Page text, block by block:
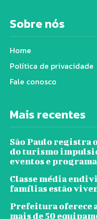
Sobre nós
Home
Política de privacidade
Fale conosco
Mais recentes
São Paulo registra
do turismo
eventos e
Classe média
famílias estão
Prefeitura oferece
mais de 50